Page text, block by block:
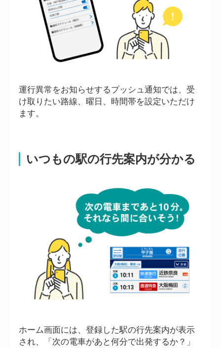
運行異常をお知らせするプッシュ通知では、受
け取りたい路線、曜日、時間帯を設定いただけ
ます。
いつもの駅の行先案内が分かる
ホーム画面には、登録した駅の行先案内が表示
され、「次の電車があと何分で出発するか？」